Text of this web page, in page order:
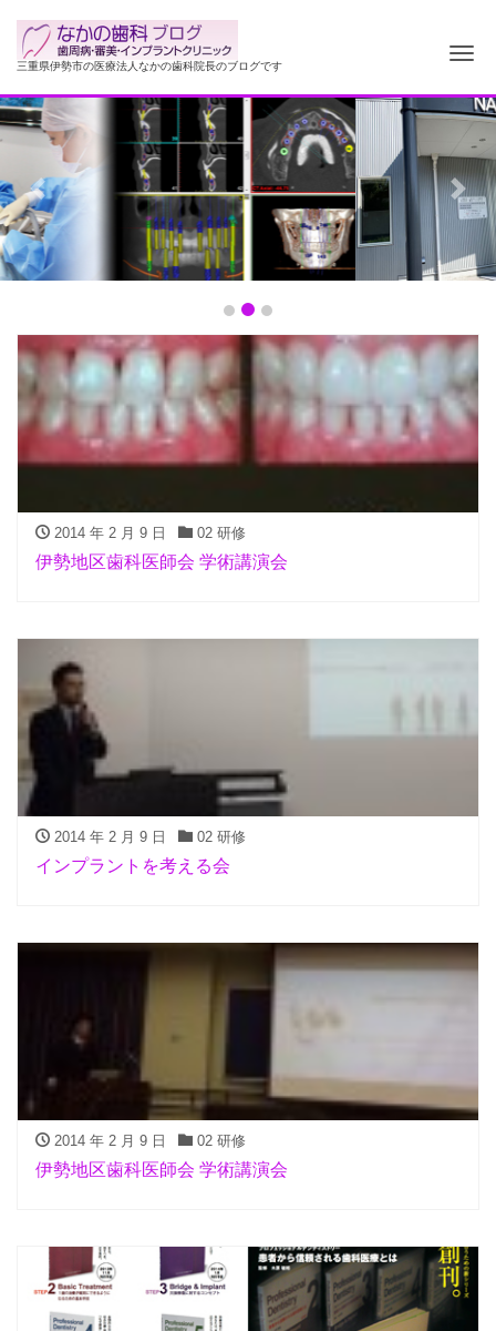
三重県伊勢市の医療法人なかの歯科院長のブログです ナ
Previous Next
2014 年 2 月 9 日 02 研修
伊勢地区歯科医師会 学術講演会
2014 年 2 月 9 日 02 研修
インプラントを考える会
2014 年 2 月 9 日 02 研修
伊勢地区歯科医師会 学術講演会